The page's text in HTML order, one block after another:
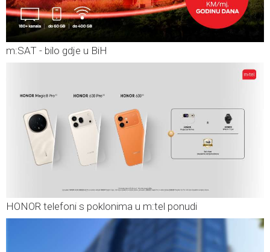
m:SAT - bilo gdje u BiH
HONOR telefoni s poklonima u m:tel ponudi